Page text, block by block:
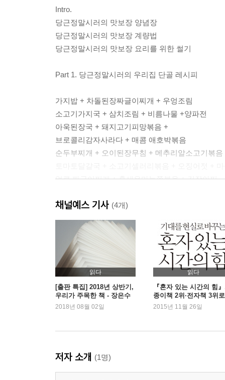
Intro.
당근정말시러의 맛보장 양념장
당근정말시러의 맛보장 계량법
당근정말시러의 맛보장 요리를 위한 썰기
Part 1. 당근정말시러의 우리집 단골 레시피
가지밥 + 차돌된장짜글이찌개 + 우엉조림
소고기가지국 + 삼치조림 + 비름나물 +양파전
아욱된장국 + 돼지고기피망볶음 +
브로콜리감자사라다 + 매콤 애호박볶음
순두부찌개 + 오이된장무침 + 메추리알소고기볶음
얼큰 짜글이찌개 + 홍새우마늘쫑볶음 + 김장아찌
시락국 + 닭고기양상추쌈 + 대패삼겹부추말이 +
소고기국 + 양파돼지고기말이 + 고추장물 + 일식
고추장찌개 + 닭날개조림 + 미역초무침
오징어맑은국 + 닭고기어묵조림 + 닭고기샐러드
비빔국수 + 춘권피삼겹만두
Part 2. 당근정말시러의 우리집 맛보장 레시피
감자달걀국 + 온센타마고 쇼가야끼 + 깻잎찜 + 가
호박잎된장국 + 갈치조림 + 표고버섯닭가슴살조
마늘밥 + 청국장 + 닭고기감자조림 + 꽈리고추마
채널예스 기사 (4개)
읽다
[출판 특집] 2018년 상반기,
우리가 주목한 책 - 장은수
출판평론가
2018년 08월 02일
읽다
『혼자 있는 시간의 힘
종이책 2위·전자책 3위
시 인기
2015년 11월 26일
저자 소개 (1명)